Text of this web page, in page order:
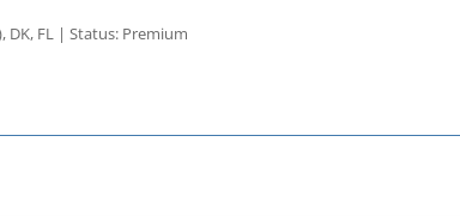
DK, FL | Status: Premium